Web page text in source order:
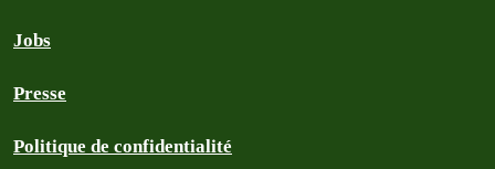
Jobs
Presse
Politique de confidentialité